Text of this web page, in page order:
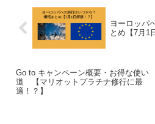
ヨーロッパ
とめ【7月1
Go to キャンペーン概要・お得な使い
道 【マリオットプラチナ修行に最
適！？】